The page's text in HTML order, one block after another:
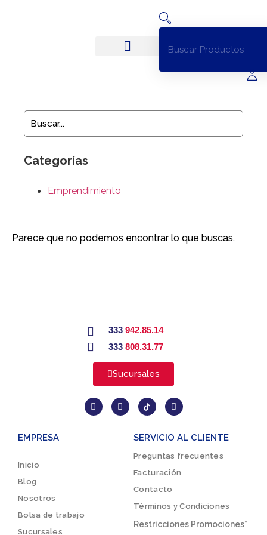
Categorías
Emprendimiento
Parece que no podemos encontrar lo que buscas.
333 942.85.14
333 808.31.77
Sucursales
EMPRESA
Inicio
Blog
Nosotros
Bolsa de trabajo
Sucursales
SERVICIO AL CLIENTE
Preguntas frecuentes
Facturación
Contacto
Términos y Condiciones
Restricciones Promociones*